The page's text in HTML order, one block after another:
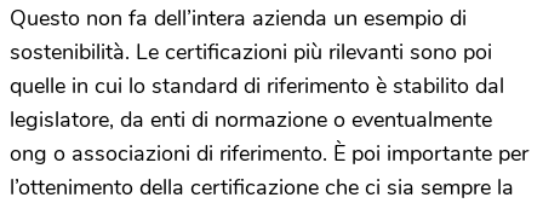
Questo non fa dell’intera azienda un esempio di
sostenibilità. Le certificazioni più rilevanti sono poi
quelle in cui lo standard di riferimento è stabilito dal
legislatore, da enti di normazione o eventualmente
ong o associazioni di riferimento. È poi importante per
l’ottenimento della certificazione che ci sia sempre la